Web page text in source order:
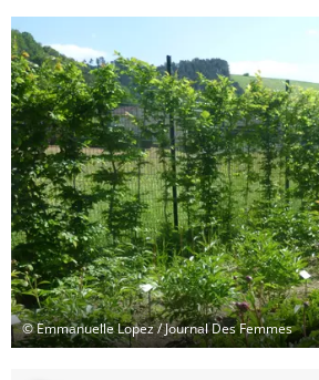
© Emmanuelle Lopez / Journal Des Femmes